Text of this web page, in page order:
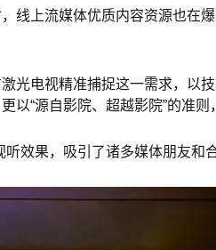
上流媒体优质内容资源也在
电视精准捕捉这一需求，以
“源自影院、超越影院”的准则
效果，吸引了诸多媒体朋友和